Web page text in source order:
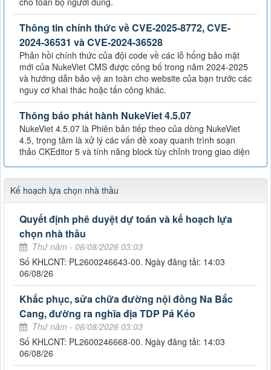
Thông tin chính thức về CVE-2025-8772, CVE-
2024-36531 và CVE-2024-36528
Phản hồi chính thức của đội code về các lỗ hổng bảo mật
mới của NukeViet CMS được công bố trong năm 2024-2025
và hướng dẫn bảo vệ an toàn cho website của bạn trước các
nguy cơ khai thác hoặc tấn công khác.
Thông báo phát hành NukeViet 4.5.07
NukeViet 4.5.07 là Phiên bản tiếp theo của dòng NukeViet
4.5, trọng tâm là xử lý các vấn đề xoay quanh trình soạn
thảo CKEditor 5 và tính năng block tùy chỉnh trong giao diện
Kế hoạch lựa chọn nhà thầu
Quyết định phê duyệt dự toán và kế hoạch lựa
chọn nhà thầu
Thứ năm - 06/08/2026 03:03
Số KHLCNT: PL2600246643-00. Ngày đăng tải: 14:03
06/08/26
Khắc phục, sửa chữa đường nội đồng Na Bắc
Cang, đường ra nghĩa địa TDP Pá Kéo
Thứ năm - 06/08/2026 03:03
Số KHLCNT: PL2600246668-00. Ngày đăng tải: 14:03
06/08/26